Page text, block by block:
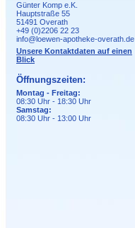
Günter Komp e.K.
Hauptstraße 55
51491 Overath
+49 (0)2206 22 23
info@loewen-apotheke-overath.de
Unsere Kontaktdaten auf einen
Blick
Öffnungszeiten:
Montag - Freitag:
08:30 Uhr - 18:30 Uhr
Samstag:
08:30 Uhr - 13:00 Uhr